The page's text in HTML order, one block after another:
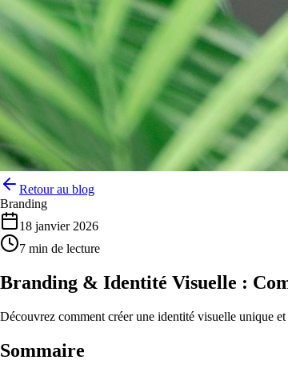
Retour au blog
Branding
18 janvier 2026
7 min de lecture
Branding & Identité Visuelle :
Découvrez comment créer une identité visuelle unique
Sommaire